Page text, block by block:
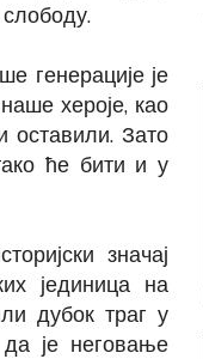
генерације је
хероје, као
оставили. Зато
ће бити и у
значај
јединица на
дубок траг у
је неговање